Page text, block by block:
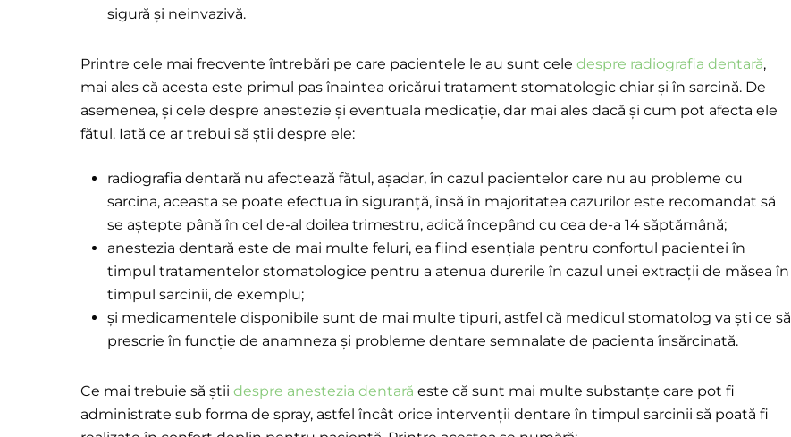
sigură și neinvazivă.
Printre cele mai frecvente întrebări pe care pacientele le au sunt cele despre radiografia dentară,
mai ales că acesta este primul pas înaintea oricărui tratament stomatologic chiar și în sarcină. De
asemenea, și cele despre anestezie și eventuala medicație, dar mai ales dacă și cum pot afecta ele
fătul. Iată ce ar trebui să știi despre ele:
radiografia dentară nu afectează fătul, așadar, în cazul pacientelor care nu au probleme cu
sarcina, aceasta se poate efectua în siguranță, însă în majoritatea cazurilor este recomandat să
se aștepte până în cel de-al doilea trimestru, adică începând cu cea de-a 14 săptămână;
anestezia dentară este de mai multe feluri, ea fiind esențiala pentru confortul pacientei în
timpul tratamentelor stomatologice pentru a atenua durerile în cazul unei extracții de măsea în
timpul sarcinii, de exemplu;
și medicamentele disponibile sunt de mai multe tipuri, astfel că medicul stomatolog va ști ce să
prescrie în funcție de anamneza și probleme dentare semnalate de pacienta însărcinată.
Ce mai trebuie să știi despre anestezia dentară este că sunt mai multe substanțe care pot fi
administrate sub forma de spray, astfel încât orice intervenții dentare în timpul sarcinii să poată fi